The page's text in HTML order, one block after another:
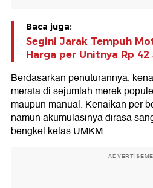
Baca juga:
Segini Jarak Tempuh
Harga per Unitnya Rp 42
Berdasarkan penuturannya,
merata di sejumlah merek
maupun manual. Kenaikan per
namun akumulasinya dirasa
bengkel kelas UMKM.